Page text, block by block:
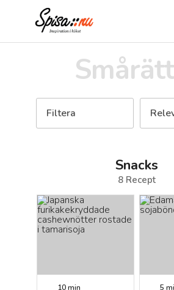
Filtera
Snacks
8 Recept
10 min
5